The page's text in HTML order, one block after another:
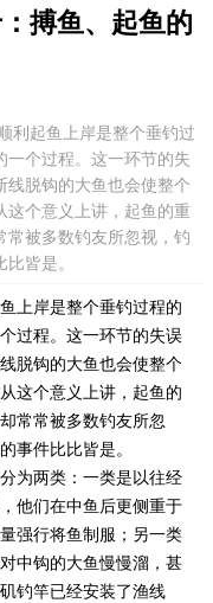
搏鱼、起鱼的
利起鱼上岸是整个垂钓过
个过程。这一环节的失
脱钩的大鱼也会使整个
这个意义上讲，起鱼的重
被多数钓友所忽视，钓
皆是。
上岸是整个垂钓过程的
过程。这一环节的失误
脱钩的大鱼也会使整个
这个意义上讲，起鱼的
常常被多数钓友所忽
事件比比皆是。
为两类：一类是以往经
他们在中鱼后更侧重于
强行将鱼制服；另一类
中钩的大鱼慢慢溜，甚
钓竿已经安装了渔线